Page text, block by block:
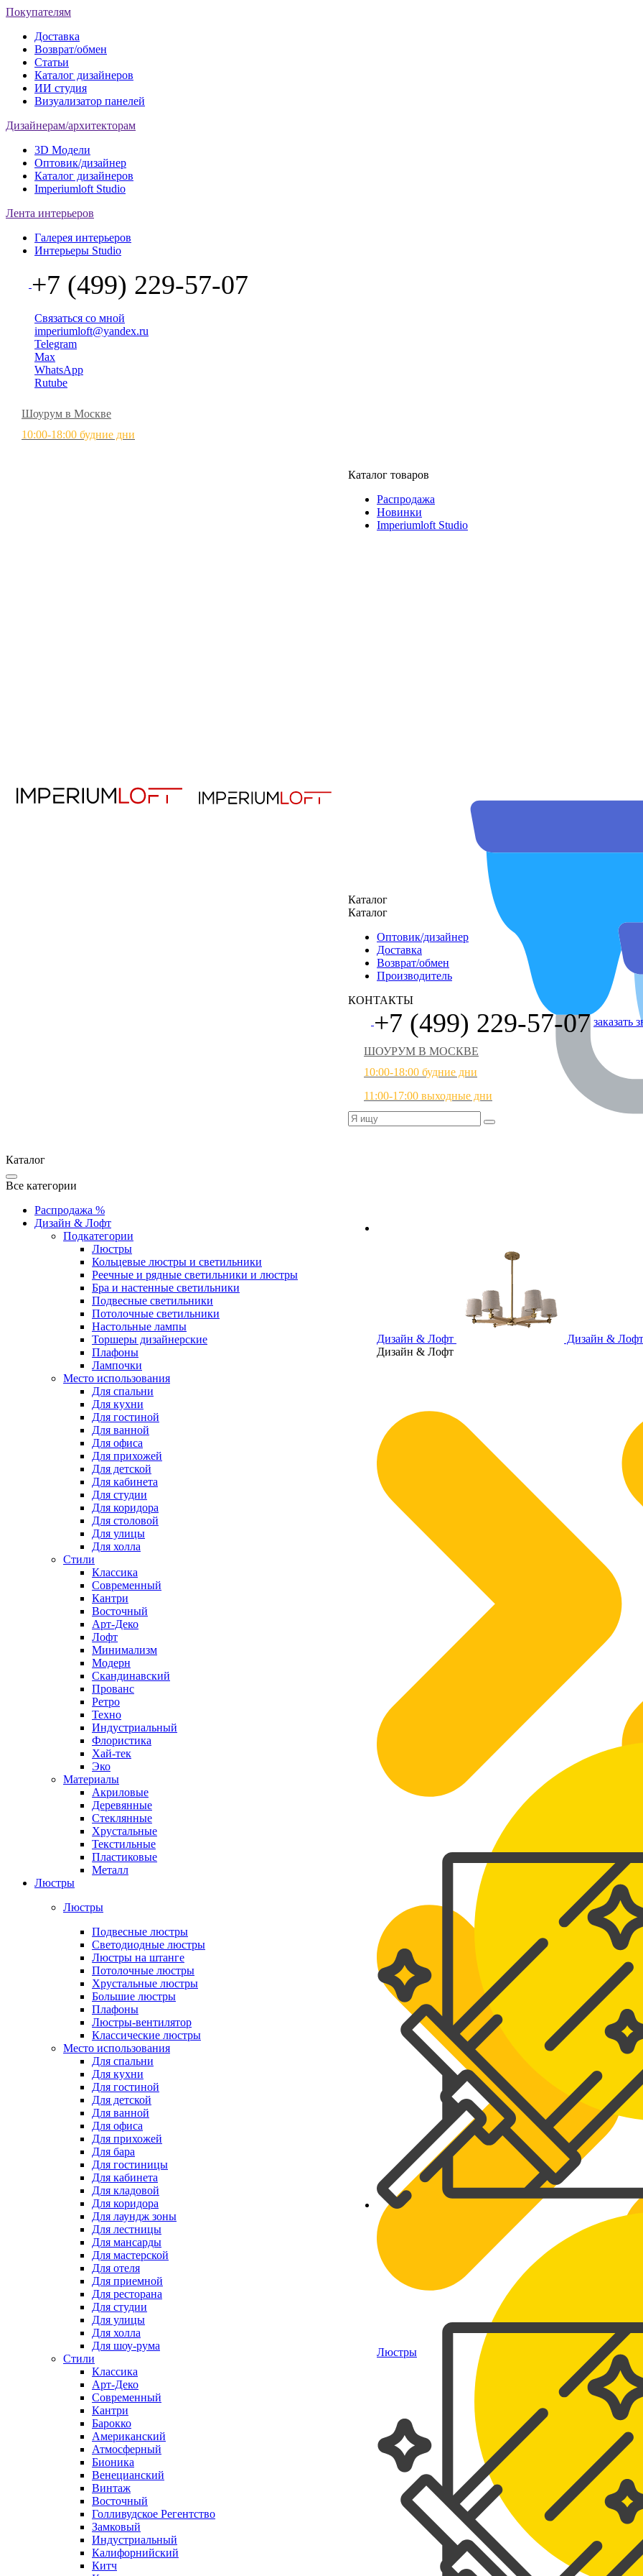
Покупателям
Доставка
Возврат/обмен
Статьи
Каталог дизайнеров
ИИ студия
Визуализатор панелей
Дизайнерам/архитекторам
3D Модели
Оптовик/дизайнер
Каталог дизайнеров
Imperiumloft Studio
Лента интерьеров
Галерея интерьеров
Интерьеры Studio
+7 (499) 229-57-07
Связаться со мной
imperiumloft@yandex.ru
Telegram
Max
WhatsApp
Rutube
Шоурум в Москве
10:00-18:00 будние дни
Каталог товаров
Распродажа
Новинки
Imperiumloft Studio
Дизайн & Лофт
Дизайн & Лофт
Дизайн & Лофт
Люстры
Каталог
Каталог
Оптовик/дизайнер
Доставка
Возврат/обмен
Производитель
КОНТАКТЫ
+7 (499) 229-57-07 заказать
ШОУРУМ В МОСКВЕ
10:00-18:00 будние дни
11:00-17:00 выходные дни
Каталог
Все категории
Распродажа %
Дизайн & Лофт
Подкатегории
Люстры
Кольцевые люстры и светильники
Реечные и рядные светильники и люстры
Бра и настенные светильники
Подвесные светильники
Потолочные светильники
Настольные лампы
Торшеры дизайнерские
Плафоны
Лампочки
Место использования
Для спальни
Для кухни
Для гостиной
Для ванной
Для офиса
Для прихожей
Для детской
Для кабинета
Для студии
Для коридора
Для столовой
Для улицы
Для холла
Стили
Классика
Современный
Кантри
Восточный
Арт-Деко
Лофт
Минимализм
Модерн
Скандинавский
Прованс
Ретро
Техно
Индустриальный
Флористика
Хай-тек
Эко
Материалы
Акриловые
Деревянные
Стеклянные
Хрустальные
Текстильные
Пластиковые
Металл
Люстры
Люстры
Подвесные люстры
Светодиодные люстры
Люстры на штанге
Потолочные люстры
Хрустальные люстры
Большие люстры
Плафоны
Люстры-вентилятор
Классические люстры
Место использования
Для спальни
Для кухни
Для гостиной
Для детской
Для ванной
Для офиса
Для прихожей
Для бара
Для гостиницы
Для кабинета
Для кладовой
Для коридора
Для лаундж зоны
Для лестницы
Для мансарды
Для мастерской
Для отеля
Для приемной
Для ресторана
Для студии
Для улицы
Для холла
Для шоу-рума
Стили
Классика
Арт-Деко
Современный
Кантри
Барокко
Американский
Атмосферный
Бионика
Венецианский
Винтаж
Восточный
Голливудское Регентство
Замковый
Индустриальный
Калифорнийский
Китч